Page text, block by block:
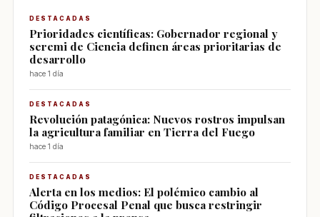
DESTACADAS
Prioridades científicas: Gobernador regional y
seremi de Ciencia definen áreas prioritarias de
desarrollo
hace 1 día
DESTACADAS
Revolución patagónica: Nuevos rostros impulsan
la agricultura familiar en Tierra del Fuego
hace 1 día
DESTACADAS
Alerta en los medios: El polémico cambio al
Código Procesal Penal que busca restringir